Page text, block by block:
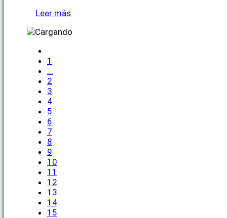
Leer más
1
...
2
3
4
5
6
7
8
9
10
11
12
13
14
15